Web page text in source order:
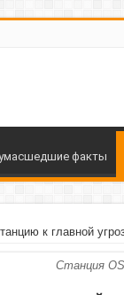
факты
к главной
Станция